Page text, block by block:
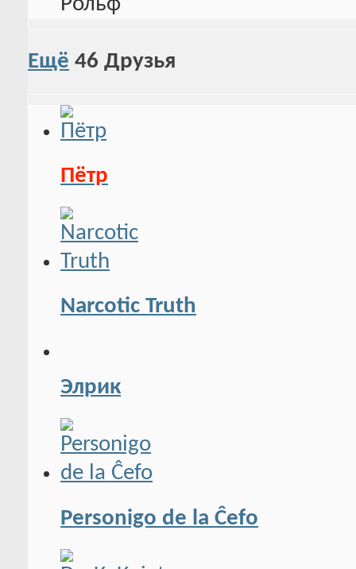
Ещё 46 Друзья
Пётр
Narcotic Truth
Элрик
Personigo de la Ĉefo